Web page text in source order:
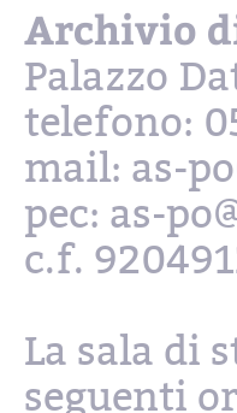
Archivio
Palazzo
telefono:
mail: as-
pec: as-
c.f.
La sala di
seguenti